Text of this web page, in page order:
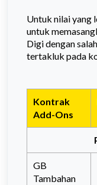
Untuk nilai yang
untuk
Digi dengan
tertakluk pada
Kontrak
Add-Ons
GB
Tambahan